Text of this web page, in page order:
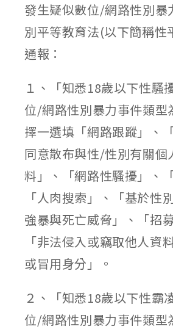
發生疑似數位/網路性別暴
別平等教育法(以下簡稱性
通報：
１、「知悉18歲以下性騷
位/網路性別暴力事件類型
擇一選填「網路跟蹤」、
同意散布與性/性別有關個
料」、「網路性騷擾」、
「人肉搜索」、「基於性
強暴與死亡威脅」、「招
「非法侵入或竊取他人資
或冒用身分」。
２、「知悉18歲以下性霸
位/網路性別暴力事件類型